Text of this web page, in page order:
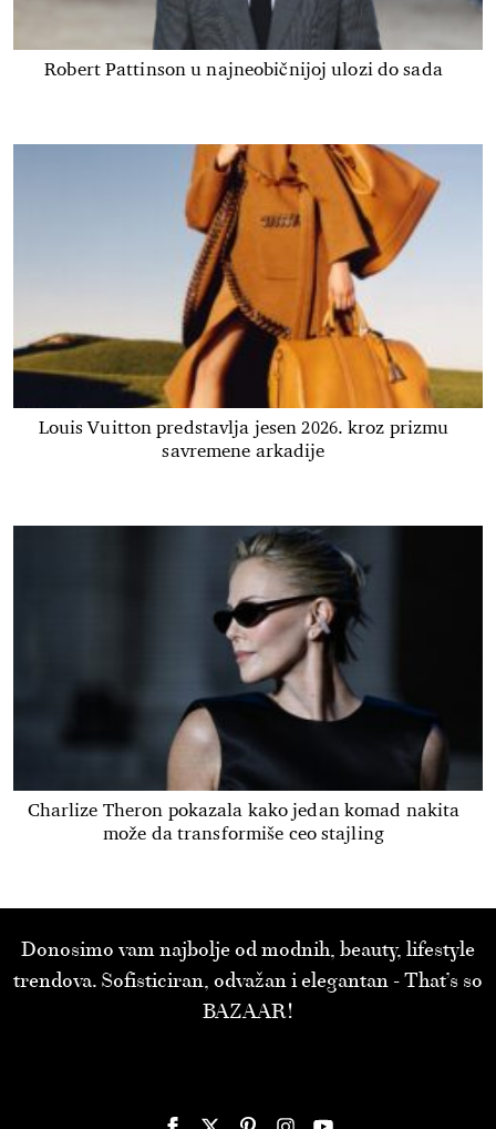
Robert Pattinson u najneobičnijoj ulozi do sada
Louis Vuitton predstavlja jesen 2026. kroz prizmu
savremene arkadije
Charlize Theron pokazala kako jedan komad nakita
može da transformiše ceo stajling
Donosimo vam najbolje od modnih, beauty, lifestyle
trendova. Sofisticiran, odvažan i elegantan - That’s so
BAZAAR!